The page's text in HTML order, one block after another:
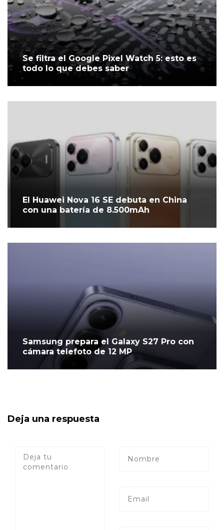
Se filtra el Google Pixel Watch 5: esto es
todo lo que debes saber
El Huawei Nova 16 SE debuta en China
con una batería de 8.500mAh
Samsung prepara el Galaxy S27 Pro con
cámara telefoto de 12 MP
Deja una respuesta